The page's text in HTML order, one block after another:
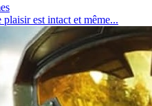
est intact et même...